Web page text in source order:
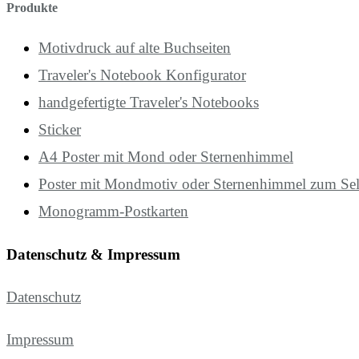
Produkte
Motivdruck auf alte Buchseiten
Traveler's Notebook Konfigurator
handgefertigte Traveler's Notebooks
Sticker
A4 Poster mit Mond oder Sternenhimmel
Poster mit Mondmotiv oder Sternenhimmel zum
Monogramm-Postkarten
Datenschutz & Impressum
Datenschutz
Impressum